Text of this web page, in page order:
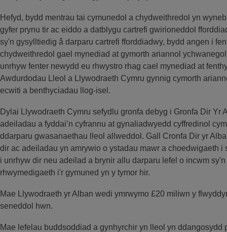
Hefyd, bydd mentrau tai cymunedol a chydweithredol yn
gyfer prynu tir ac eiddo a datblygu cartrefi gwirioneddol
sy'n gysylltiedig â darparu cartrefi fforddiadwy, bydd angen i
chydweithredol gael mynediad at gymorth ariannol
unrhyw fenter newydd eu rhwystro rhag cael mynediad at
Awdurdodau Lleol a Llywodraeth Cymru gynnig cymorth
ecwiti a benthyciadau llog-isel.
Dylai Llywodraeth Cymru sefydlu gronfa debyg i Gronfa Dir Yr
adeiladau a fyddai’n cyfrannu at gynaliadwyedd cyffredinol
ddarparu gwasanaethau lleol allweddol. Gall Cronfa Dir yr
dir ac adeiladau yn amrywio o ystadau mawr a choedwigaeth
i unrhyw dir neu adeilad a brynir allu darparu lefel o incwm
rhwymedigaeth i'r gymuned yn y tymor hir.
Mae Llywodraeth yr Alban wedi ymrwymo £20 miliwn y
seneddol hwn.
Mae lefelau buddsoddiad a gynhyrchir yn lleol yn ddangosydd